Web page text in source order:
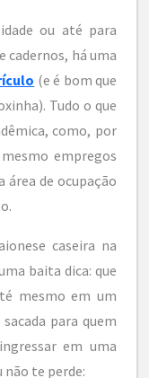
ou até para
cadernos, há uma
(e é bom que
Tudo o que
como, por
empregos
de ocupação
caseira na
baita dica: que
mesmo em um
para quem
em uma
não te perde: